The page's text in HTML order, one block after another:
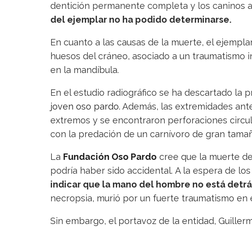
dentición permanente completa y los caninos
del ejemplar no ha podido determinarse.
En cuanto a las causas de la muerte, el
huesos del cráneo, asociado a un traumatismo
en la mandíbula.
En el estudio radiográfico se ha descartado la
joven oso pardo. Además, las extremidades
extremos y se encontraron perforaciones
con la predación de un carnívoro de gran
La Fundación Oso Pardo cree que la muerte
podría haber sido accidental. A la espera de
indicar que la mano del hombre no está
necropsia, murió por un fuerte traumatismo en
Sin embargo, el portavoz de la entidad,